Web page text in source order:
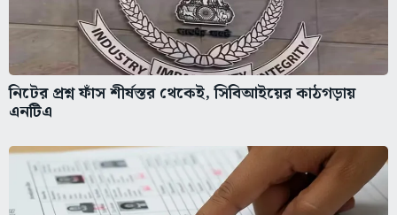
নিটের প্রশ্ন ফাঁস শীর্ষস্তর থেকেই, সিবিআইয়ের কাঠগড়ায়
এনটিএ